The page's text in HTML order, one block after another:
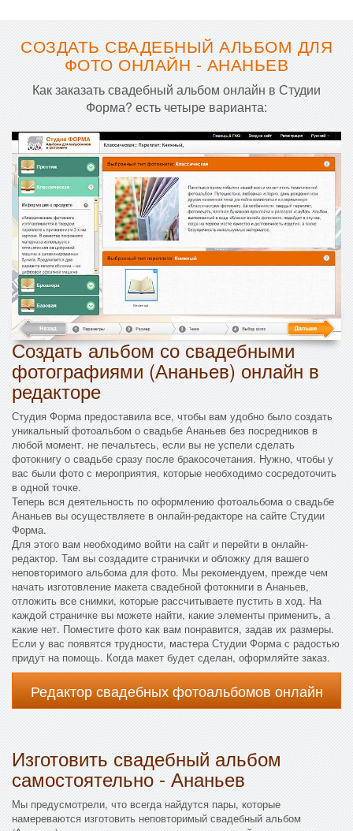
СОЗДАТЬ СВАДЕБНЫЙ АЛЬБОМ ДЛЯ
ФОТО ОНЛАЙН - АНАНЬЕВ
Как заказать свадебный альбом онлайн в Студии
Форма? есть четыре варианта:
Создать альбом со свадебными
фотографиями (Ананьев) онлайн в
редакторе
Студия Форма предоставила все, чтобы вам удобно было создать
уникальный фотоальбом о свадьбе Ананьев без посредников в
любой момент. не печальтесь, если вы не успели сделать
фотокнигу о свадьбе сразу после бракосочетания. Нужно, чтобы у
вас были фото с мероприятия, которые необходимо сосредоточить
в одной точке.
Теперь вся деятельность по оформлению фотоальбома о свадьбе
Ананьев вы осуществляете в онлайн-редакторе на сайте Студии
Форма.
Для этого вам необходимо войти на сайт и перейти в онлайн-
редактор. Там вы создадите странички и обложку для вашего
неповторимого альбома для фото. Мы рекомендуем, прежде чем
начать изготовление макета свадебной фотокниги в Ананьев,
отложить все снимки, которые рассчитываете пустить в ход. На
каждой страничке вы можете найти, какие элементы применить, а
какие нет. Поместите фото как вам понравится, задав их размеры.
Если у вас появятся трудности, мастера Студии Форма с радостью
придут на помощь. Когда макет будет сделан, оформляйте заказ.
Редактор свадебных фотоальбомов онлайн
Изготовить свадебный альбом
самостоятельно - Ананьев
Мы предусмотрели, что всегда найдутся пары, которые
намереваются изготовить неповторимый свадебный альбом